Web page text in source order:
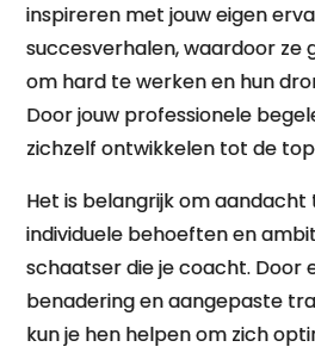
inspireren met jouw eigen
succesverhalen, waardoor ze
om hard te werken en hun
Door jouw professionele
zichzelf ontwikkelen tot de
Het is belangrijk om
individuele behoeften en
schaatser die je coacht. Door
benadering en aangepaste
kun je hen helpen om zich